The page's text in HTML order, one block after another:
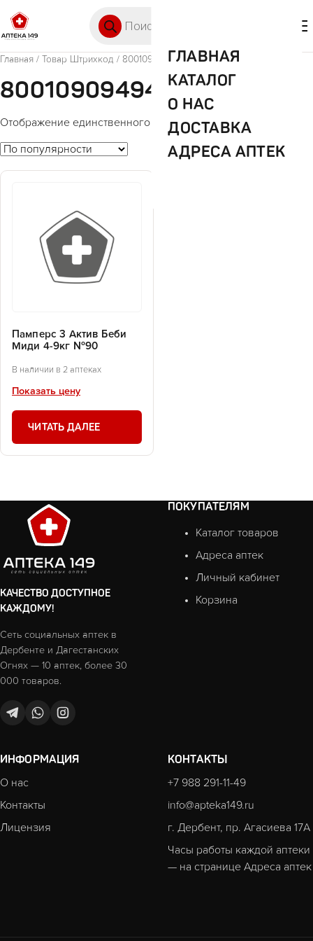
ГЛАВНАЯ
КАТАЛОГ
О НАС
ДОСТАВКА
АДРЕСА АПТЕК
Главная / Товар Штрихкод / 8001090949455
8001090949455
Отображение единственного товара
Памперс 3 Актив Беби
Миди 4-9кг №90
В наличии в 2 аптеках
Показать цену
ЧИТАТЬ ДАЛЕЕ
КАЧЕСТВО ДОСТУПНОЕ
КАЖДОМУ!
Сеть социальных аптек в
Дербенте и Дагестанских
Огнях — 10 аптек, более 30
000 товаров.
ПОКУПАТЕЛЯМ
Каталог товаров
Адреса аптек
Личный кабинет
Корзина
ИНФОРМАЦИЯ
О нас
Контакты
Лицензия
КОНТАКТЫ
+7 988 291-11-49
info@apteka149.ru
г. Дербент, пр. Агасиева 17А
Часы работы каждой аптеки
— на странице Адреса аптек